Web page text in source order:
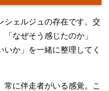
シェルジュの存在です。交
なぜそう感じたのか」
いか」を一緒に整理してく
に伴走者がいる感覚。こ